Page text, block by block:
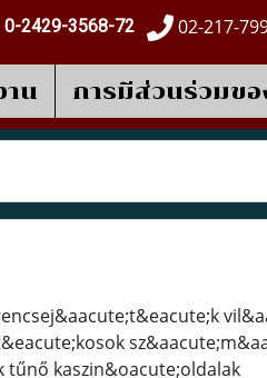
2429-3568-72 02-217-
าน การมีส่วนร่วมข
tűnő kaszin&oacute;oldalak